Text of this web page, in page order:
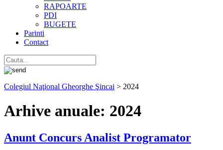
RAPOARTE
PDI
BUGETE
Parinti
Contact
Colegiul Naţional Gheorghe Şincai > 2024
Arhive anuale: 2024
Anunt Concurs Analist Programator